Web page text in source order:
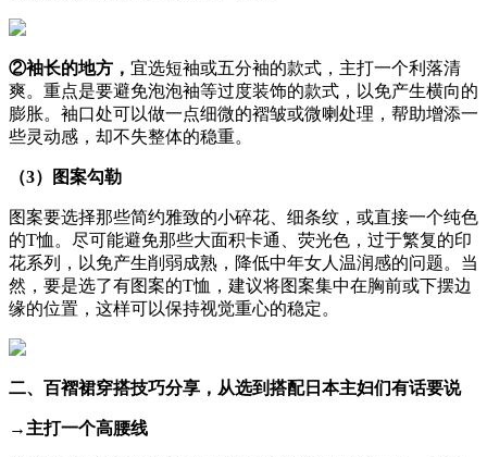
②袖长的地方， 宜选短袖或五分袖的款式，主打一个利落清
爽。重点是要避免泡泡袖等过度装饰的款式，以免产生横向的
膨胀。袖口处可以做一点细微的褶皱或微喇处理，帮助增添一
些灵动感，却不失整体的稳重。
（3）图案勾勒
图案要选择那些简约雅致的小碎花、细条纹，或直接一个纯色
的T恤。尽可能避免那些大面积卡通、荧光色，过于繁复的印
花系列，以免产生削弱成熟，降低中年女人温润感的问题。当
然，要是选了有图案的T恤，建议将图案集中在胸前或下摆边
缘的位置，这样可以保持视觉重心的稳定。
二、百褶裙穿搭技巧分享，从选到搭配日本主妇们有话要说
→主打一个高腰线